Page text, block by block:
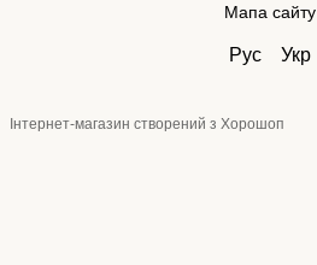
Мапа сайту
Рус Укр
Інтернет-магазин створений з Хорошоп